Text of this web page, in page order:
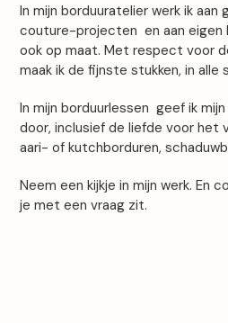
In mijn borduuratelier werk ik aan
couture-projecten en aan eigen
ook op maat. Met respect voor
maak ik de fijnste stukken, in alle
In mijn borduurlessen geef ik
door, inclusief de liefde voor het
aari- of kutchborduren,
Neem een kijkje in mijn werk. En
je met een vraag zit.